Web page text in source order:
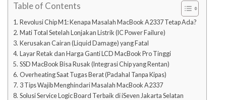
Table of Contents
Revolusi Chip M1: Kenapa Masalah MacBook A2337 Tetap Ada?
Mati Total Setelah Lonjakan Listrik (IC Power Failure)
Kerusakan Cairan (Liquid Damage) yang Fatal
Layar Retak dan Harga Ganti LCD MacBook Pro Tinggi
SSD MacBook Bisa Rusak (Integrasi Chip yang Rentan)
Overheating Saat Tugas Berat (Padahal Tanpa Kipas)
3 Tips Wajib Menghindari Masalah MacBook A2337
Solusi Service Logic Board Terbaik di iSeven Jakarta Selatan